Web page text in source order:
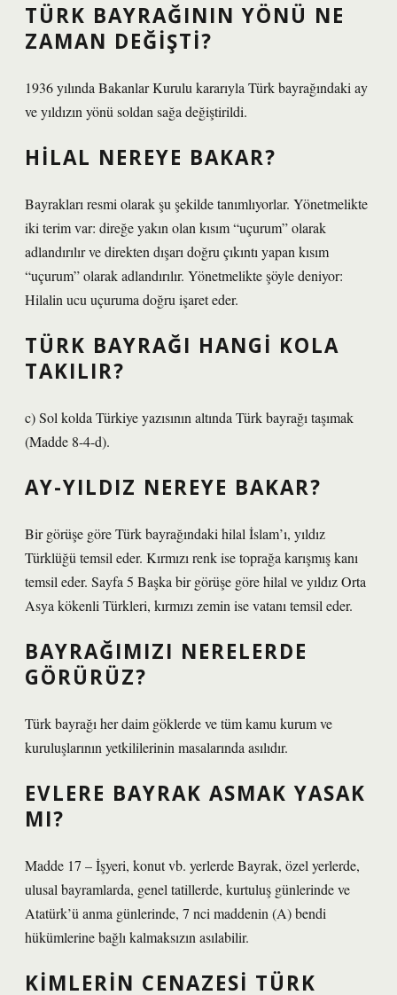
TÜRK BAYRAĞININ YÖNÜ NE
ZAMAN DEĞIŞTI?
1936 yılında Bakanlar Kurulu kararıyla Türk bayrağındaki ay
ve yıldızın yönü soldan sağa değiştirildi.
HILAL NEREYE BAKAR?
Bayrakları resmi olarak şu şekilde tanımlıyorlar. Yönetmelikte
iki terim var: direğe yakın olan kısım “uçurum” olarak
adlandırılır ve direkten dışarı doğru çıkıntı yapan kısım
“uçurum” olarak adlandırılır. Yönetmelikte şöyle deniyor:
Hilalin ucu uçuruma doğru işaret eder.
TÜRK BAYRAĞI HANGI KOLA
TAKILIR?
c) Sol kolda Türkiye yazısının altında Türk bayrağı taşımak
(Madde 8-4-d).
AY-YILDIZ NEREYE BAKAR?
Bir görüşe göre Türk bayrağındaki hilal İslam’ı, yıldız
Türklüğü temsil eder. Kırmızı renk ise toprağa karışmış kanı
temsil eder. Sayfa 5 Başka bir görüşe göre hilal ve yıldız Orta
Asya kökenli Türkleri, kırmızı zemin ise vatanı temsil eder.
BAYRAĞIMIZI NERELERDE
GÖRÜRÜZ?
Türk bayrağı her daim göklerde ve tüm kamu kurum ve
kuruluşlarının yetkililerinin masalarında asılıdır.
EVLERE BAYRAK ASMAK YASAK
MI?
Madde 17 – İşyeri, konut vb. yerlerde Bayrak, özel yerlerde,
ulusal bayramlarda, genel tatillerde, kurtuluş günlerinde ve
Atatürk’ü anma günlerinde, 7 nci maddenin (A) bendi
hükümlerine bağlı kalmaksızın asılabilir.
KIMLERIN CENAZESI TÜRK